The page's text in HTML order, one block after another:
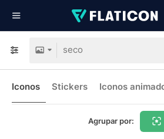
Iconos Stickers Iconos
Agrupar por: